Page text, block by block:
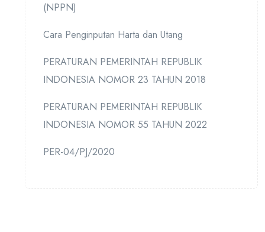
(NPPN)
Cara Penginputan Harta dan Utang
PERATURAN PEMERINTAH REPUBLIK
INDONESIA NOMOR 23 TAHUN 2018
PERATURAN PEMERINTAH REPUBLIK
INDONESIA NOMOR 55 TAHUN 2022
PER-04/PJ/2020